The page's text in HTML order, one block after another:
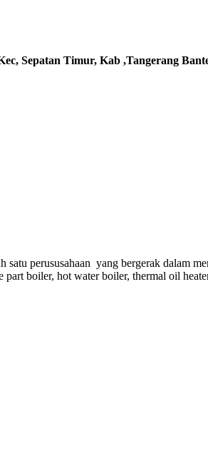
Sepatan Timur, Kab ,Tangerang
satu perususahaan yang bergerak dalam
boiler, hot water boiler, thermal oil